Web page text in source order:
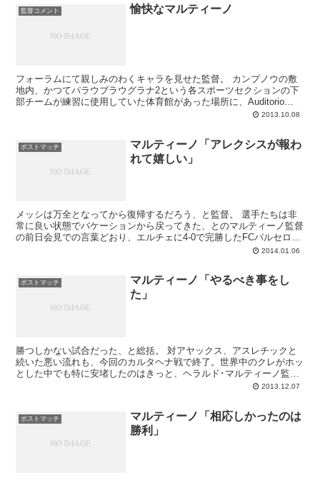
監督コメント 愉快なマルティーノ
フォーラムにて親しみのわくキャラを見せた監督。 カンプノウの敷
地内、かつてパラウブラウグラナ2という各スポーツセクションの下
部チームが練習に使用していた体育館があった場所に、Auditorio
2013.10.08
ポストマッチ
マルティーノ「アレクシスが報わ
れて嬉しい」
メッシは万全となってから復帰するだろう、と監督。 選手たちは非
常に良い状態でバケーションから戻ってきた、とのマルティーノ監督
の前日会見での言葉どおり、エルチェに4-0で完勝したFCバルセロ
2014.01.06
ポストマッチ
マルティーノ「やるべき事をし
た」
勝つしかない試合だった、と総括。 対アヤックス、アスレチックと
続いた悪い流れも、今回のカルタヘナ戦で終了。世界中のクレがホッ
とした中でも特に安堵したのはきっと、ヘラルド･マルティーノ監督
2013.12.07
ポストマッチ
マルティーノ「相応しかったのは
勝利」